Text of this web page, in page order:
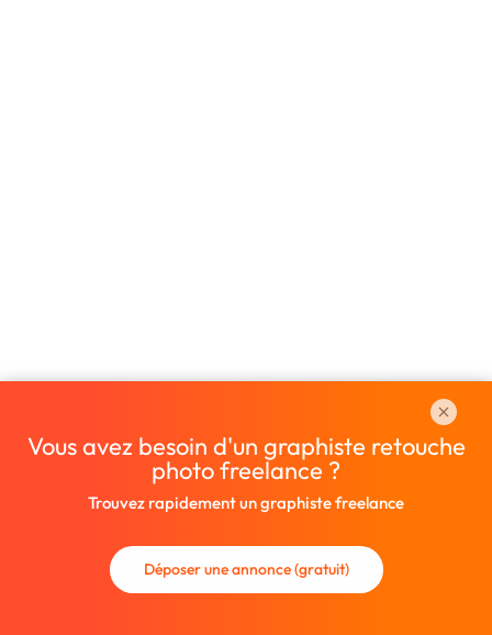
Vous avez besoin d'un graphiste retouche
photo freelance ?
Trouvez rapidement un graphiste freelance
Déposer une annonce (gratuit)